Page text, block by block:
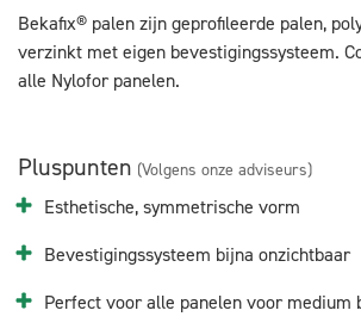
Bekafix® palen zijn geprofileerde palen,
verzinkt met eigen bevestigingssysteem.
alle Nylofor panelen.
Pluspunten (Volgens onze adviseurs)
Esthetische, symmetrische vorm
Bevestigingssysteem bijna onzichtbaar
Perfect voor alle panelen voor medium